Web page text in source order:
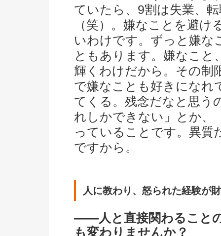
ていたら、9割は失業、
（笑）。嫌なことを避
いわけです。ずっと嫌な
ともあります。嫌なこと
輝くわけだから。その制
で嫌なことも好きになれ
てくる。残念だなと思う
れしかできない」とか、
っていることです。異質
ですから。
人に教わり、怒られた経験が
――人と直接関わること
も変わりませんか？